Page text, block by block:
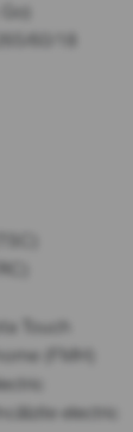
60/18
Touch
(FMH)
electric